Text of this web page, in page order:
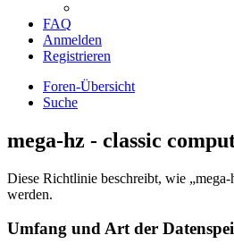
FAQ
Anmelden
Registrieren
Foren-Übersicht
Suche
mega-hz - classic
Diese Richtlinie beschreibt, wie
werden.
Umfang und Art der